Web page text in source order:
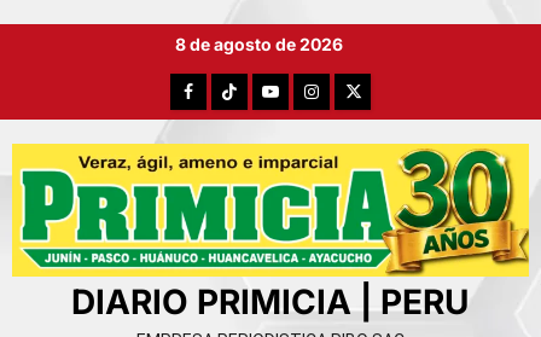
8 de agosto de 2026
FacebookTikTokYouTubeInstagram
X
DIARIO PRIMICIA | PERU